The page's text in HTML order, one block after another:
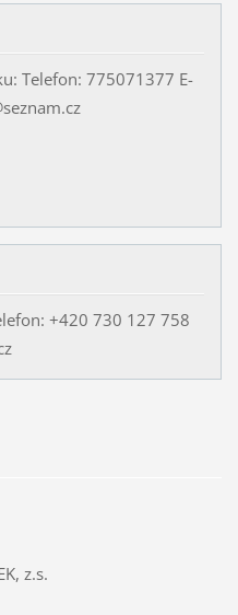
Telefon: 775071377 E-
+420 730 127 758
z.s.